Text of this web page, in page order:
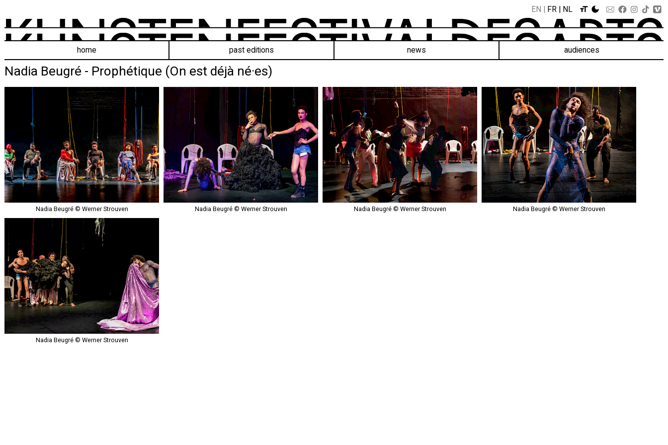
EN FR NL
home past editions news audiences
Nadia Beugré - Prophétique (On est déjà né·es)
Nadia Beugré © Werner Strouven Nadia Beugré © Werner Strouven Nadia Beugré © Werner Strouven Nadia Beugré © Werner Strouven
Nadia Beugré © Werner Strouven